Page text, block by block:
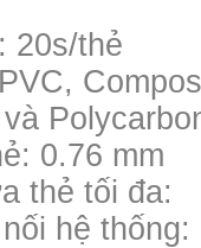
20s/thẻ
0.76 mm
thẻ tối đa:
hệ thống: